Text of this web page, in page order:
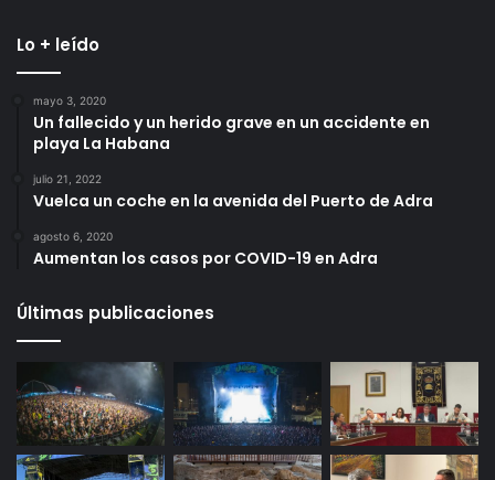
Lo + leído
mayo 3, 2020
Un fallecido y un herido grave en un accidente en
playa La Habana
julio 21, 2022
Vuelca un coche en la avenida del Puerto de Adra
agosto 6, 2020
Aumentan los casos por COVID-19 en Adra
Últimas publicaciones